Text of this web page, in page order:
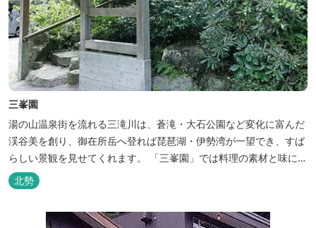
三峯園
湯の山温泉街を流れる三滝川は、蒼滝・大石公園など変化に富んだ
渓谷美を創り、御在所岳へ登れば琵琶湖・伊勢湾が一望でき、すば
らしい景観を見せてくれます。 「三峯園」では料理の素材と味にも
こだわり、お客様に四季の織り成す景観と、いい湯、いい味、めぐ
りあいをお届けいたします。
北勢